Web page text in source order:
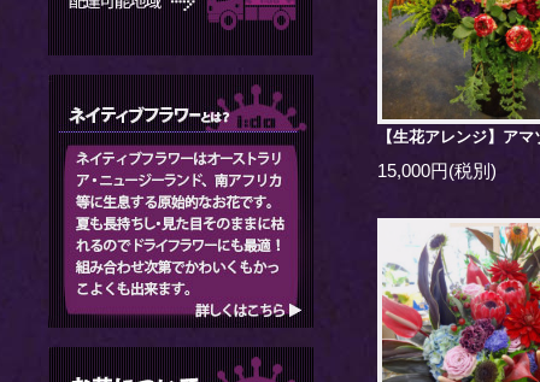
【生花アレンジ】アマ
15,000円(税別)